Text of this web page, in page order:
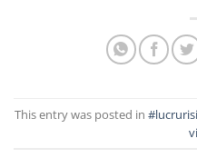
This entry was posted in